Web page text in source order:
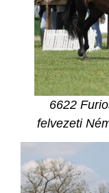
6622
felvezeti